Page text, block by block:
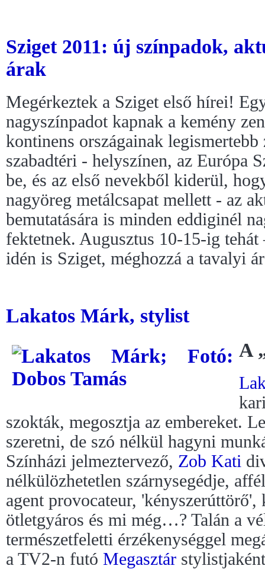
Sziget 2011: új színpadok,
árak
Megérkeztek a Sziget első hírei!
nagyszínpadot kapnak a kemény
kontinens országainak
szabadtéri - helyszínen, az Európa
be, és az első nevekből kiderül,
nagyöreg metálcsapat mellett - az
bemutatására is minden eddiginél
fektetnek. Augusztus 10-15-ig
idén is Sziget, méghozzá a tavalyi
Lakatos Márk, stylist
A
szokták, megosztja az embereket.
szeretni, de szó nélkül hagyni
Színházi jelmeztervező, Zob Kati
nélkülözhetetlen szárnysegédje,
agent provocateur,
ötletgyáros és mi még…? Talán a
természetfeletti érzékenységgel
a TV2-n futó Megasztár